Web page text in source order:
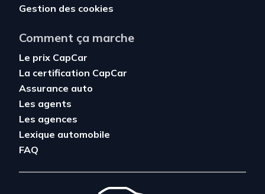
Gestion des cookies
Comment ça marche
Le prix CapCar
La certification CapCar
Assurance auto
Les agents
Les agences
Lexique automobile
FAQ